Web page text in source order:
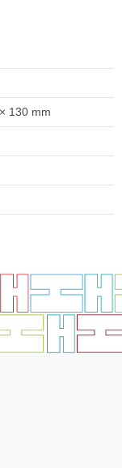
130 mm